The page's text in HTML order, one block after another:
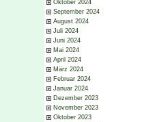
Oktober 2024
September 2024
August 2024
Juli 2024
Juni 2024
Mai 2024
April 2024
März 2024
Februar 2024
Januar 2024
Dezember 2023
November 2023
Oktober 2023